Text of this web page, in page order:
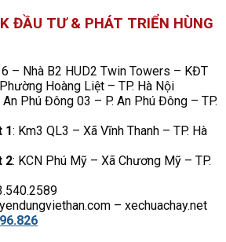
ĐẦU TƯ & PHÁT TRIỂN HÙNG
– Nhà B2 HUD2 Twin Towers – KĐT
Hoàng Liệt – TP. Hà Nội
Phú Đông 03 – P. An Phú Đông – TP.
1: Km3 QL3 – Xã Vĩnh Thanh – TP. Hà
2: KCN Phú Mỹ – Xã Chương Mỹ – TP.
– xechuachay.net